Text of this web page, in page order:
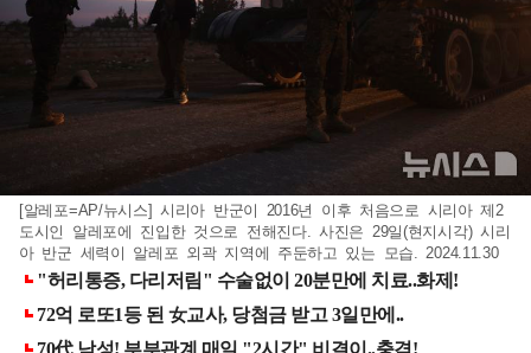
[알레포=AP/뉴시스] 시리아 반군이 2016년 이후 처음으로 시리아 제2
도시인 알레포에 진입한 것으로 전해진다. 사진은 29일(현지시각) 시리
아 반군 세력이 알레포 외곽 지역에 주둔하고 있는 모습. 2024.11.30